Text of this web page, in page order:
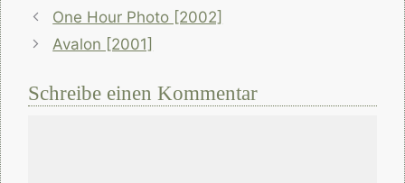
One Hour Photo [2002]
Avalon [2001]
Schreibe einen Kommentar